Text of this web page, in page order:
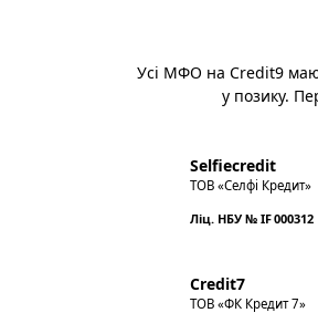
Усі МФО на Credit9
у позику.
Selfiecredit
ТОВ «Селфі Кредит»
Ліц. НБУ № IF 000312
Credit7
ТОВ «ФК Кредит 7»